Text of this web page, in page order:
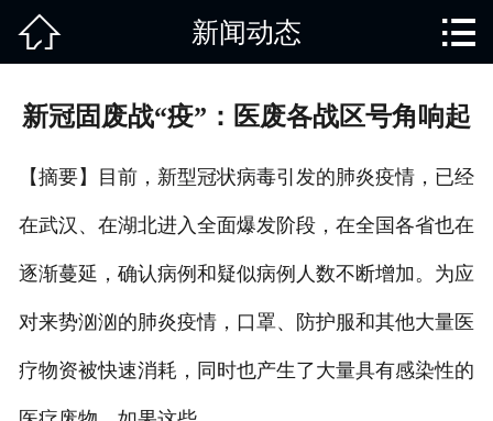
新闻动态
 新闻动态 
新冠固废战“疫”：医废各战区号角响起
【摘要】目前，新型冠状病毒引发的肺炎疫情，已经
在武汉、在湖北进入全面爆发阶段，在全国各省也在
逐渐蔓延，确认病例和疑似病例人数不断增加。为应
对来势汹汹的肺炎疫情，口罩、防护服和其他大量医
疗物资被快速消耗，同时也产生了大量具有感染性的